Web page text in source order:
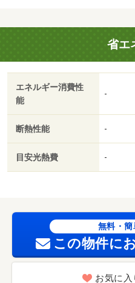
くはお気軽にお問合せくだ
省エ
エネルギー消費性
能
-
断熱性能 -
目安光熱費 -
無料・簡
この物件に
お気に入